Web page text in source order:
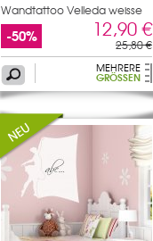
Wandtattoo Velleda weisse
-50% 12,90 €
25,80 €
MEHRERE
GRÖSSEN